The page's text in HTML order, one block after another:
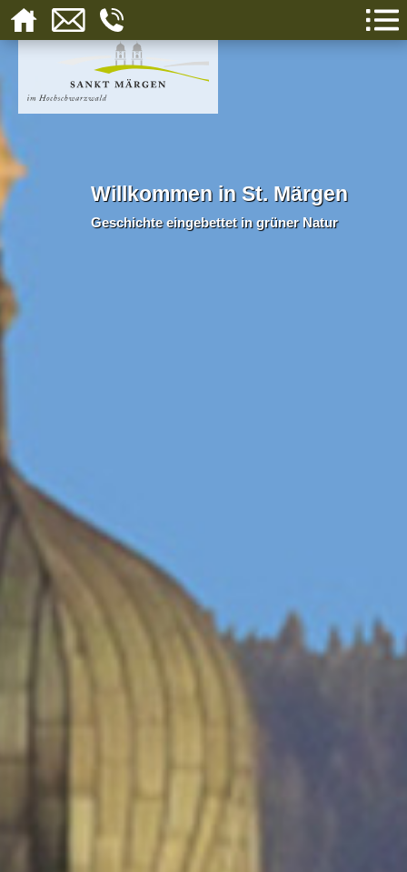
Willkommen in St. Märgen
Geschichte eingebettet in grüner Natur